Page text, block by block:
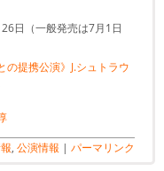
日（一般発売は7月1日
の提携公演》J.シュトラウ
, 公演情報 | パーマリンク